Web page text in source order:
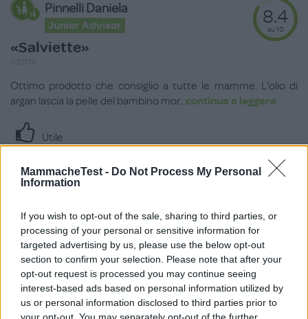
MammacheTest - Do Not Process My Personal
Information
If you wish to opt-out of the sale, sharing to third parties, or
processing of your personal or sensitive information for
targeted advertising by us, please use the below opt-out
section to confirm your selection. Please note that after your
opt-out request is processed you may continue seeing
interest-based ads based on personal information utilized by
us or personal information disclosed to third parties prior to
your opt-out. You may separately opt-out of the further
Pinnelli Daniela
Junior Advisor
«Salviette»
8.4
su 10
Ottimo prodotto che consiglio a tutte le mamme. L'olio di
argan lascia la pelle del bambino mor...continua a leggere
Utile
«Senza alcol»
24.10.19
Salviettine all' olio d argan...idratano e nutrono la pella
lasciandola morbida e pulita. Non...continua a leggere